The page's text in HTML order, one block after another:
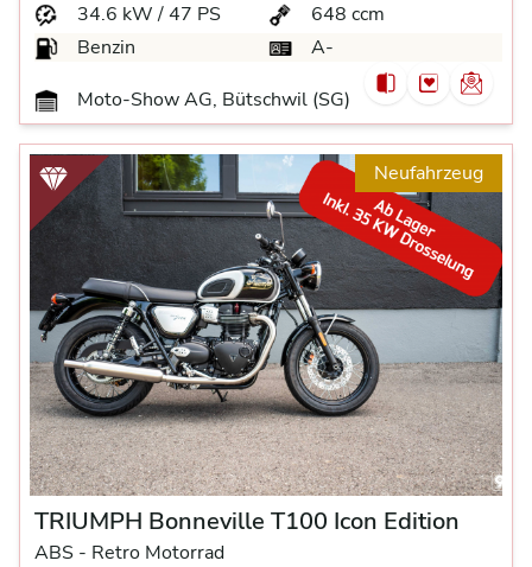
34.6 kW / 47 PS
648 ccm
Benzin
A-
Moto-Show AG, Bütschwil (SG)
Neufahrzeug
TRIUMPH Bonneville T100 Icon Edition
ABS - Retro Motorrad